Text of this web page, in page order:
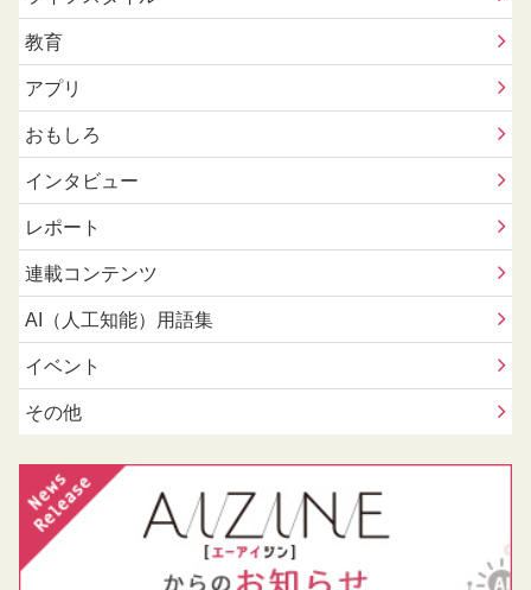
教育
アプリ
おもしろ
インタビュー
レポート
連載コンテンツ
AI（人工知能）用語集
イベント
その他